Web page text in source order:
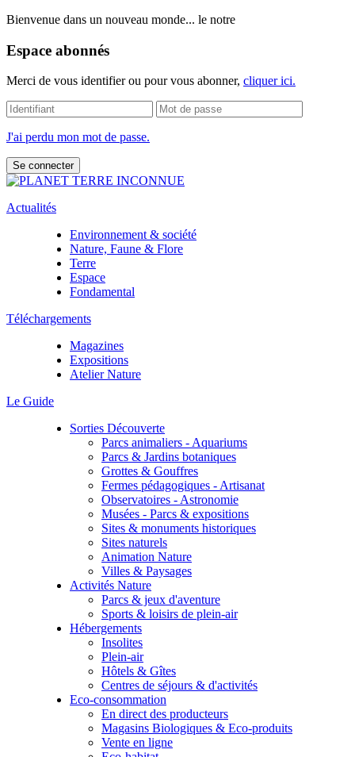
Bienvenue dans un nouveau monde... le notre
Espace abonnés
Merci de vous identifier ou pour vous abonner, cliquer ici.
J'ai perdu mon mot de passe.
Actualités
Environnement & société
Nature, Faune & Flore
Terre
Espace
Fondamental
Téléchargements
Magazines
Expositions
Atelier Nature
Le Guide
Sorties Découverte
Parcs animaliers - Aquariums
Parcs & Jardins botaniques
Grottes & Gouffres
Fermes pédagogiques - Artisanat
Observatoires - Astronomie
Musées - Parcs & expositions
Sites & monuments historiques
Sites naturels
Animation Nature
Villes & Paysages
Activités Nature
Parcs & jeux d'aventure
Sports & loisirs de plein-air
Hébergements
Insolites
Plein-air
Hôtels & Gîtes
Centres de séjours & d'activités
Eco-consommation
En direct des producteurs
Magasins Biologiques & Eco-produits
Vente en ligne